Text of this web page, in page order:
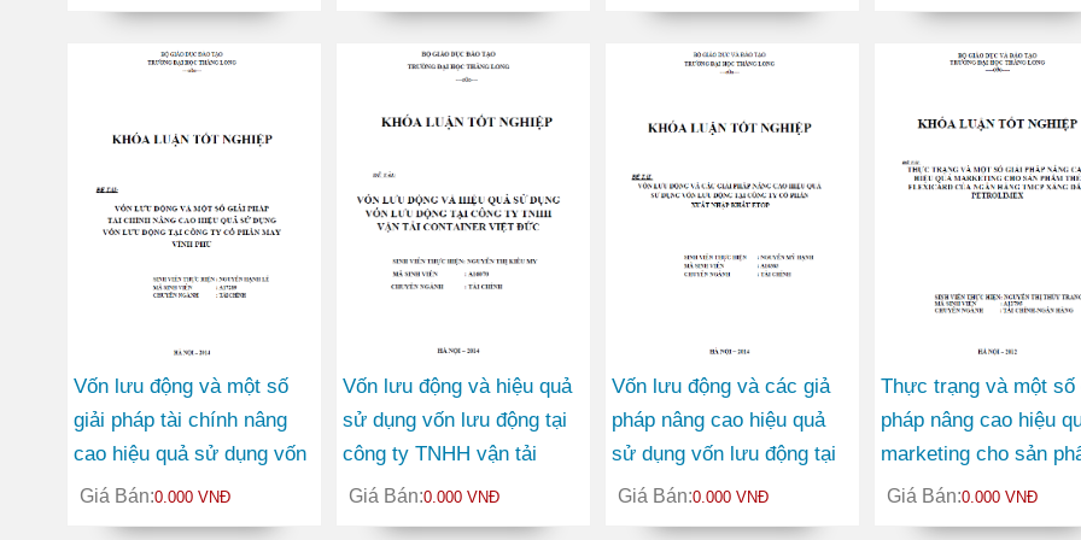
hội nhập kinh tế quốc tế
khoán Việt Nam
Vốn lưu động và một số
giải pháp tài chính nâng
cao hiệu quả sử dụng vốn
lưu động tại Công ty Cổ
phần May Vĩnh Phú
Giá Bán:0.000 VNĐ
Vốn lưu động và hiệu quả
sử dụng vốn lưu động tại
công ty TNHH vận tải
container Việt Đức
Giá Bán:0.000 VNĐ
Vốn lưu động và các giả
pháp nâng cao hiệu quả
sử dụng vốn lưu động tại
Công ty Cổ phần Xuất
nhập khẩu ETOP
Giá Bán:0.000 VNĐ
Thực trạng và một số
pháp nâng cao hiệu
marketing cho sản
thẻ FLEXICARD của
hàng TMCP Xăng Dầu
Giá Bán:0.000 VNĐ